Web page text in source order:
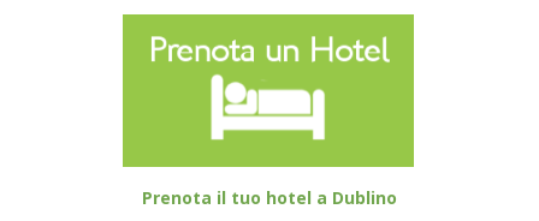
Prenota il tuo hotel a Dublino